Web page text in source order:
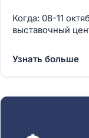
Когда: 08-11
выставочный
Узнать больше